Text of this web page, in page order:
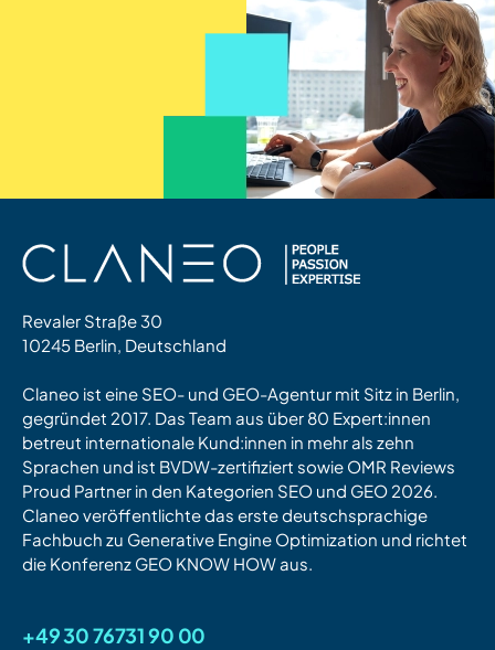
Revaler Straße 30
10245 Berlin, Deutschland
Claneo ist eine SEO- und GEO-Agentur mit Sitz in Berlin,
gegründet 2017. Das Team aus über 80 Expert:innen
betreut internationale Kund:innen in mehr als zehn
Sprachen und ist BVDW-zertifiziert sowie OMR Reviews
Proud Partner in den Kategorien SEO und GEO 2026.
Claneo veröffentlichte das erste deutschsprachige
Fachbuch zu Generative Engine Optimization und richtet
die Konferenz GEO KNOW HOW aus.
+49 30 76731 90 00